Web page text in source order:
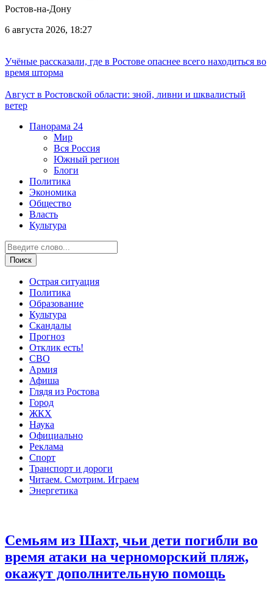
Ростов-на-Дону
6 августа 2026, 18:27
Учёные рассказали, где в Ростове опаснее всего находиться во
время шторма
Август в Ростовской области: зной, ливни и шквалистый
ветер
Панорама 24
Мир
Вся Россия
Южный регион
Блоги
Политика
Экономика
Общество
Власть
Культура
Острая ситуация
Политика
Образование
Культура
Скандалы
Прогноз
Отклик есть!
СВО
Армия
Афиша
Глядя из Ростова
Город
ЖКХ
Наука
Официально
Реклама
Спорт
Транспорт и дороги
Читаем. Смотрим. Играем
Энергетика
Семьям из Шахт, чьи дети погибли во
время атаки на черноморский пляж,
окажут дополнительную помощь